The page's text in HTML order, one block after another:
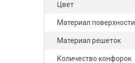
Цвет
Материал поверхности
Материал решеток
Количество конфорок